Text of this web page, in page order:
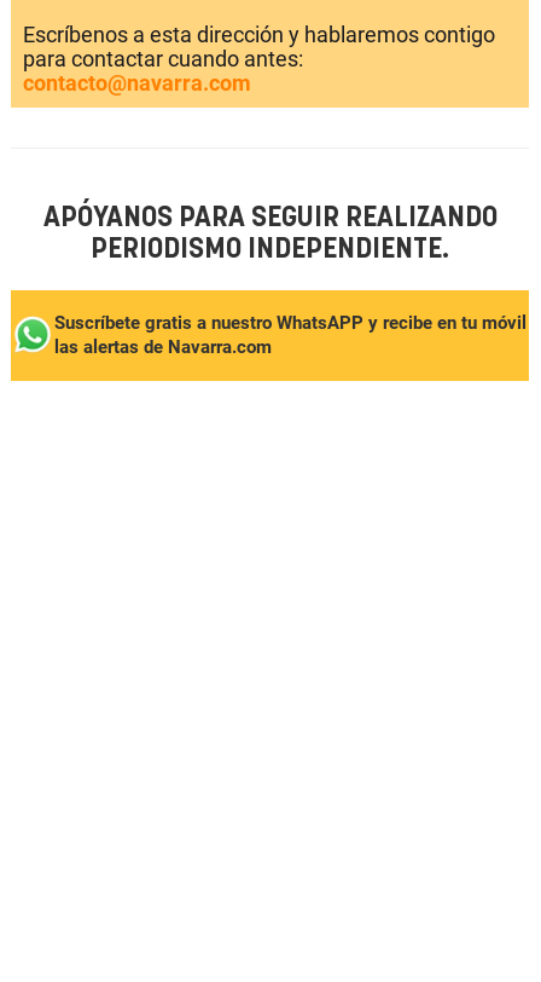
Escríbenos a esta dirección y hablaremos contigo
para contactar cuando antes:
contacto@navarra.com
APÓYANOS PARA SEGUIR REALIZANDO
PERIODISMO INDEPENDIENTE.
Suscríbete gratis a nuestro WhatsAPP y recibe en tu móvil
las alertas de Navarra.com